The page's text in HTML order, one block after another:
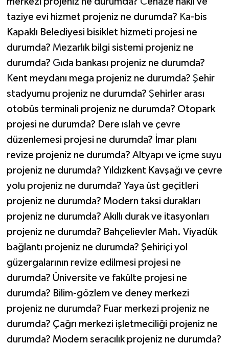
taziye evi hizmet projeniz ne durumda? Ka-bis
Kapaklı Belediyesi bisiklet hizmeti projesi ne
durumda? Mezarlık bilgi sistemi projeniz ne
durumda? Gıda bankası projeniz ne durumda?
Kent meydanı mega projeniz ne durumda? Şehir
stadyumu projeniz ne durumda? Şehirler arası
otobüs terminali projeniz ne durumda? Otopark
projesi ne durumda? Dere ıslah ve çevre
düzenlemesi projesi ne durumda? İmar planı
revize projeniz ne durumda? Altyapı ve içme suyu
projeniz ne durumda? Yıldızkent Kavşağı ve çevre
yolu projeniz ne durumda? Yaya üst geçitleri
projeniz ne durumda? Modern taksi durakları
projeniz ne durumda? Akıllı durak ve itasyonları
projeniz ne durumda? Bahçelievler Mah. Viyadük
bağlantı projeniz ne durumda? Şehiriçi yol
güzergalarının revize edilmesi projesi ne
durumda? Üniversite ve fakülte projesi ne
durumda? Bilim-gözlem ve deney merkezi
projeniz ne durumda? Fuar merkezi projeniz ne
durumda? Çağrı merkezi işletmeciliği projeniz ne
durumda? Modern seracılık projeniz ne durumda?